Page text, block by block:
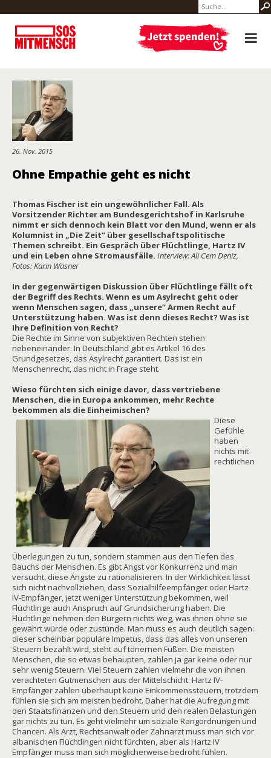
26. Nov. 2015
Ohne Empathie geht es nicht
Thomas Fischer ist ein ungewöhnlicher Fall. Als
Vorsitzender Richter am Bundesgerichtshof in Karlsruhe
nimmt er sich dennoch kein Blatt vor den Mund, wenn er als
Kolumnist in „Die Zeit“ über gesellschaftspolitische
Themen schreibt. Ein Gespräch über Flüchtlinge, Hartz IV
und ein Leben ohne Stromausfälle. Interview: Ali Cem Deniz,
Fotos: Karin Wasner
In der gegenwärtigen Diskussion über Flüchtlinge fällt oft
der Begriff des Rechts. Wenn es um Asylrecht geht oder
wenn Menschen sagen, dass „unsere“ Armen Recht auf
Unterstützung haben. Was ist denn dieses Recht? Was ist
Ihre Definition von Recht?
Die Rechte im Sinne von subjektiven Rechten stehen
nebeneinander. In Deutschland gibt es Artikel 16 des
Grundgesetzes, das Asylrecht garantiert. Das ist ein
Menschenrecht, das nicht in Frage steht.
Wieso fürchten sich einige davor, dass vertriebene
Menschen, die in Europa ankommen, mehr Rechte
bekommen als die Einheimischen?
Diese
Gefühle
haben
nichts mit
rechtlichen
Überlegungen zu tun, sondern stammen aus den Tiefen des
Bauchs der Menschen. Es gibt Angst vor Konkurrenz und man
versucht, diese Ängste zu rationalisieren. In der Wirklichkeit lässt
sich nicht nachvollziehen, dass Sozialhilfeempfänger oder Hartz
IV-Empfänger, jetzt weniger Unterstützung bekommen, weil
Flüchtlinge auch Anspruch auf Grundsicherung haben. Die
Flüchtlinge nehmen den Bürgern nichts weg, was ihnen ohne sie
gewährt würde oder zustünde. Man muss es auch deutlich sagen:
dieser scheinbar populäre Impetus, dass das alles von unseren
Steuern bezahlt wird, steht auf tönernen Füßen. Die meisten
Menschen, die so etwas behaupten, zahlen ja gar keine oder nur
sehr wenig Steuern. Viel Steuern zahlen vielmehr die von ihnen
verachteten Gutmenschen aus der Mittelschicht. Hartz IV-
Empfänger zahlen überhaupt keine Einkommenssteuern, trotzdem
fühlen sie sich am meisten bedroht. Daher hat die Aufregung mit
den Staatsfinanzen und den Steuern und den realen Belastungen
gar nichts zu tun. Es geht vielmehr um soziale Rangordnungen und
Chancen. Als Arzt, Rechtsanwalt oder Zahnarzt muss man sich vor
albanischen Flüchtlingen nicht fürchten, aber als Hartz IV
Empfänger muss man sich möglicherweise bedroht fühlen.